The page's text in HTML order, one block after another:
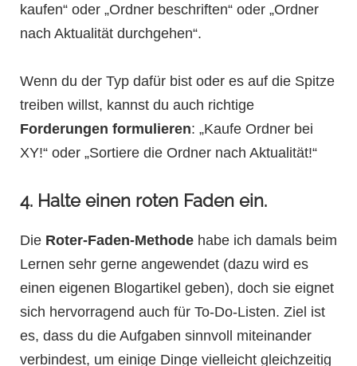
kaufen“ oder „Ordner beschriften“ oder „Ordner
nach Aktualität durchgehen“.
Wenn du der Typ dafür bist oder es auf die Spitze
treiben willst, kannst du auch richtige
Forderungen formulieren: „Kaufe Ordner bei
XY!“ oder „Sortiere die Ordner nach Aktualität!“
4. Halte einen roten Faden ein.
Die Roter-Faden-Methode habe ich damals beim
Lernen sehr gerne angewendet (dazu wird es
einen eigenen Blogartikel geben), doch sie eignet
sich hervorragend auch für To-Do-Listen. Ziel ist
es, dass du die Aufgaben sinnvoll miteinander
verbindest, um einige Dinge vielleicht gleichzeitig